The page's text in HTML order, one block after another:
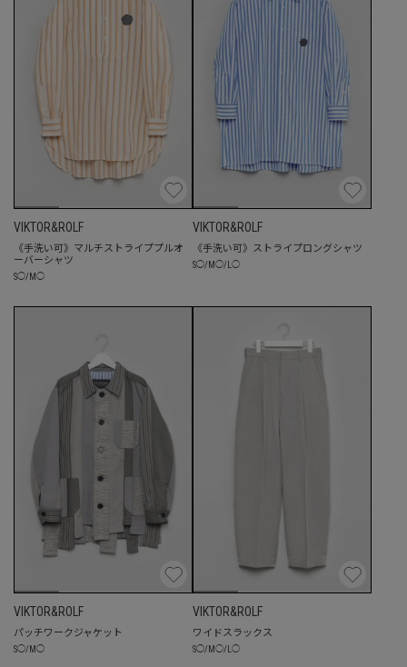
VIKTOR&ROLF
《手洗い可》マルチストライププルオ
ーバーシャツ
S◯/ M ◯
VIKTOR&ROLF
《手洗い可》ストライプロングシャツ
S◯/ M ◯/ L◯
VIKTOR&ROLF
パッチワークジャケット
S◯/ M ◯
VIKTOR&ROLF
ワイドスラックス
S◯/ M ◯/ L◯